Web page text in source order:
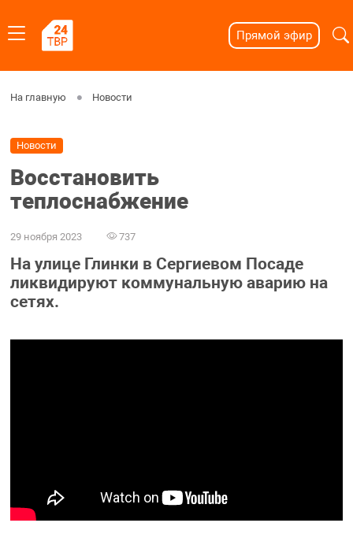
Прямой эфир
На главную Новости
Новости
Восстановить
теплоснабжение
29 ноября 2023 737
На улице Глинки в Сергиевом Посаде
ликвидируют коммунальную аварию на
сетях.